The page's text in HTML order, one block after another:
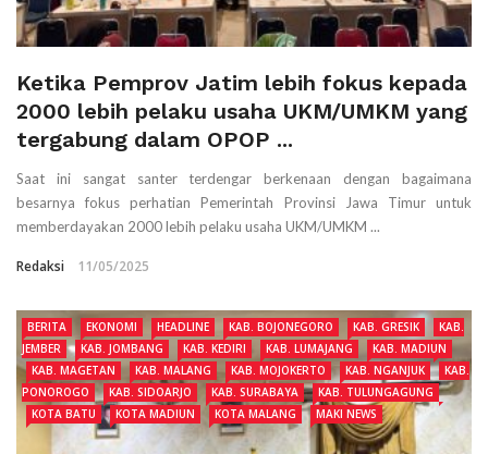
Ketika Pemprov Jatim lebih fokus kepada
2000 lebih pelaku usaha UKM/UMKM yang
tergabung dalam OPOP ...
Saat ini sangat santer terdengar berkenaan dengan bagaimana
besarnya fokus perhatian Pemerintah Provinsi Jawa Timur untuk
memberdayakan 2000 lebih pelaku usaha UKM/UMKM ...
Redaksi 11/05/2025
BERITA EKONOMI HEADLINE KAB. BOJONEGORO KAB. GRESIK
KAB.
JEMBER
KAB. JOMBANG KAB. KEDIRI KAB. LUMAJANG
KAB. MADIUN
KAB. MAGETAN
KAB. MALANG KAB. MOJOKERTO KAB. NGANJUK
KAB.
PONOROGO
KAB. SIDOARJO KAB. SURABAYA
KAB. TULUNGAGUNG
KOTA BATU
KOTA MADIUN KOTA MALANG MAKI NEWS